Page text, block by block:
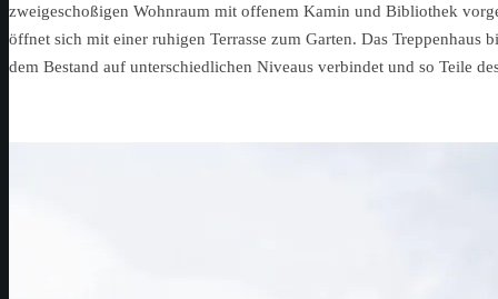
zweigeschoßigen Wohnraum mit offenem Kamin und Bibliothek
öffnet sich mit einer ruhigen Terrasse zum Garten. Das Treppenhaus
dem Bestand auf unterschiedlichen Niveaus verbindet und so Teile